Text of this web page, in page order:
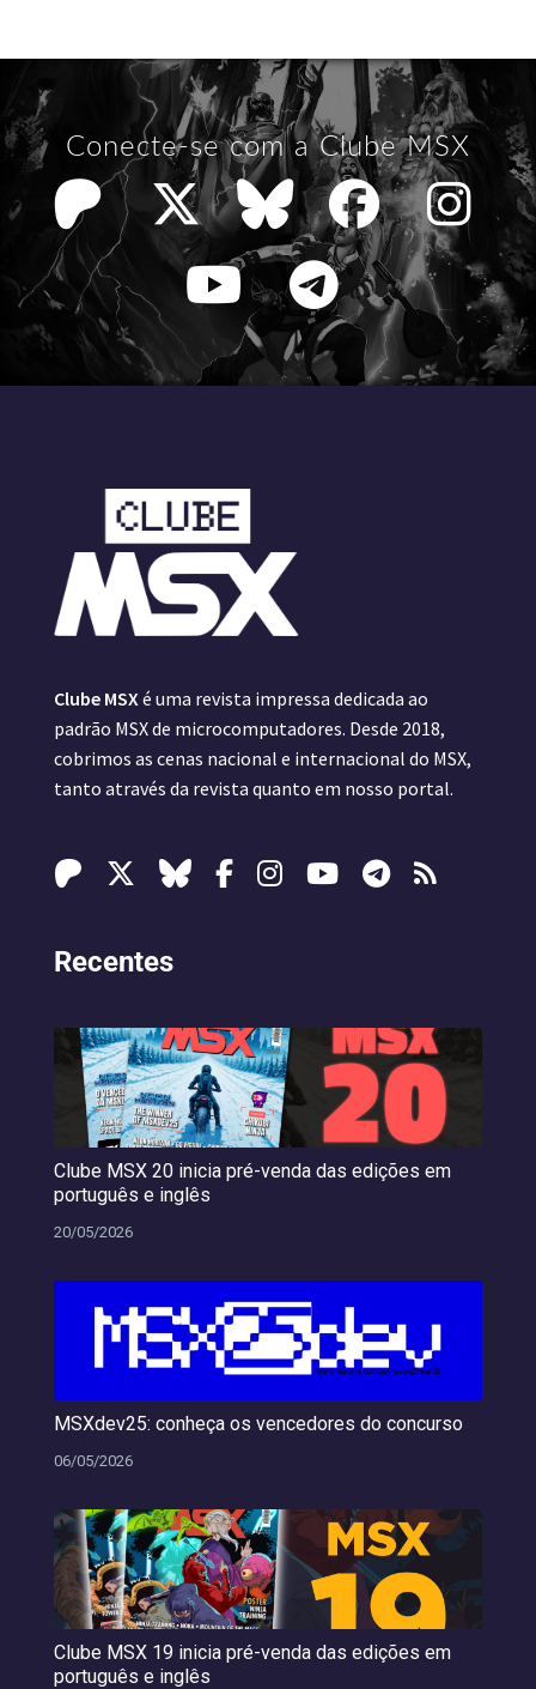
Conecte-se com a Clube MSX
Clube MSX é uma revista impressa dedicada ao
padrão MSX de microcomputadores. Desde 2018,
cobrimos as cenas nacional e internacional do MSX,
tanto através da revista quanto em nosso portal.
Recentes
Clube MSX 20 inicia pré-venda das edições em
português e inglês
20/05/2026
MSXdev25: conheça os vencedores do concurso
06/05/2026
Clube MSX 19 inicia pré-venda das edições em
português e inglês